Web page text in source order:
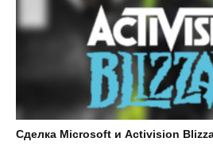
Сделка Microsoft и Activision